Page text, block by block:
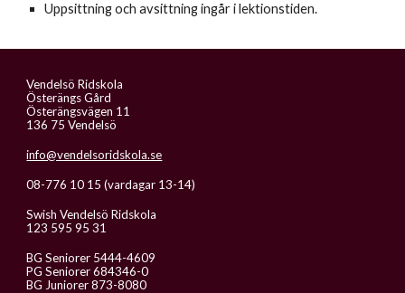
Uppsittning och avsittning ingår i lektionstiden.
Vendelsö Ridskola
Österängs Gård
Österängsvägen 11
136 75 Vendelsö
info@vendelsoridskola.se
08-776 10 15 (vardagar 13-14)
Swish Vendelsö Ridskola
123 595 95 31
BG Seniorer 5444-4609
PG Seniorer 684346-0
BG Juniorer 873-8080